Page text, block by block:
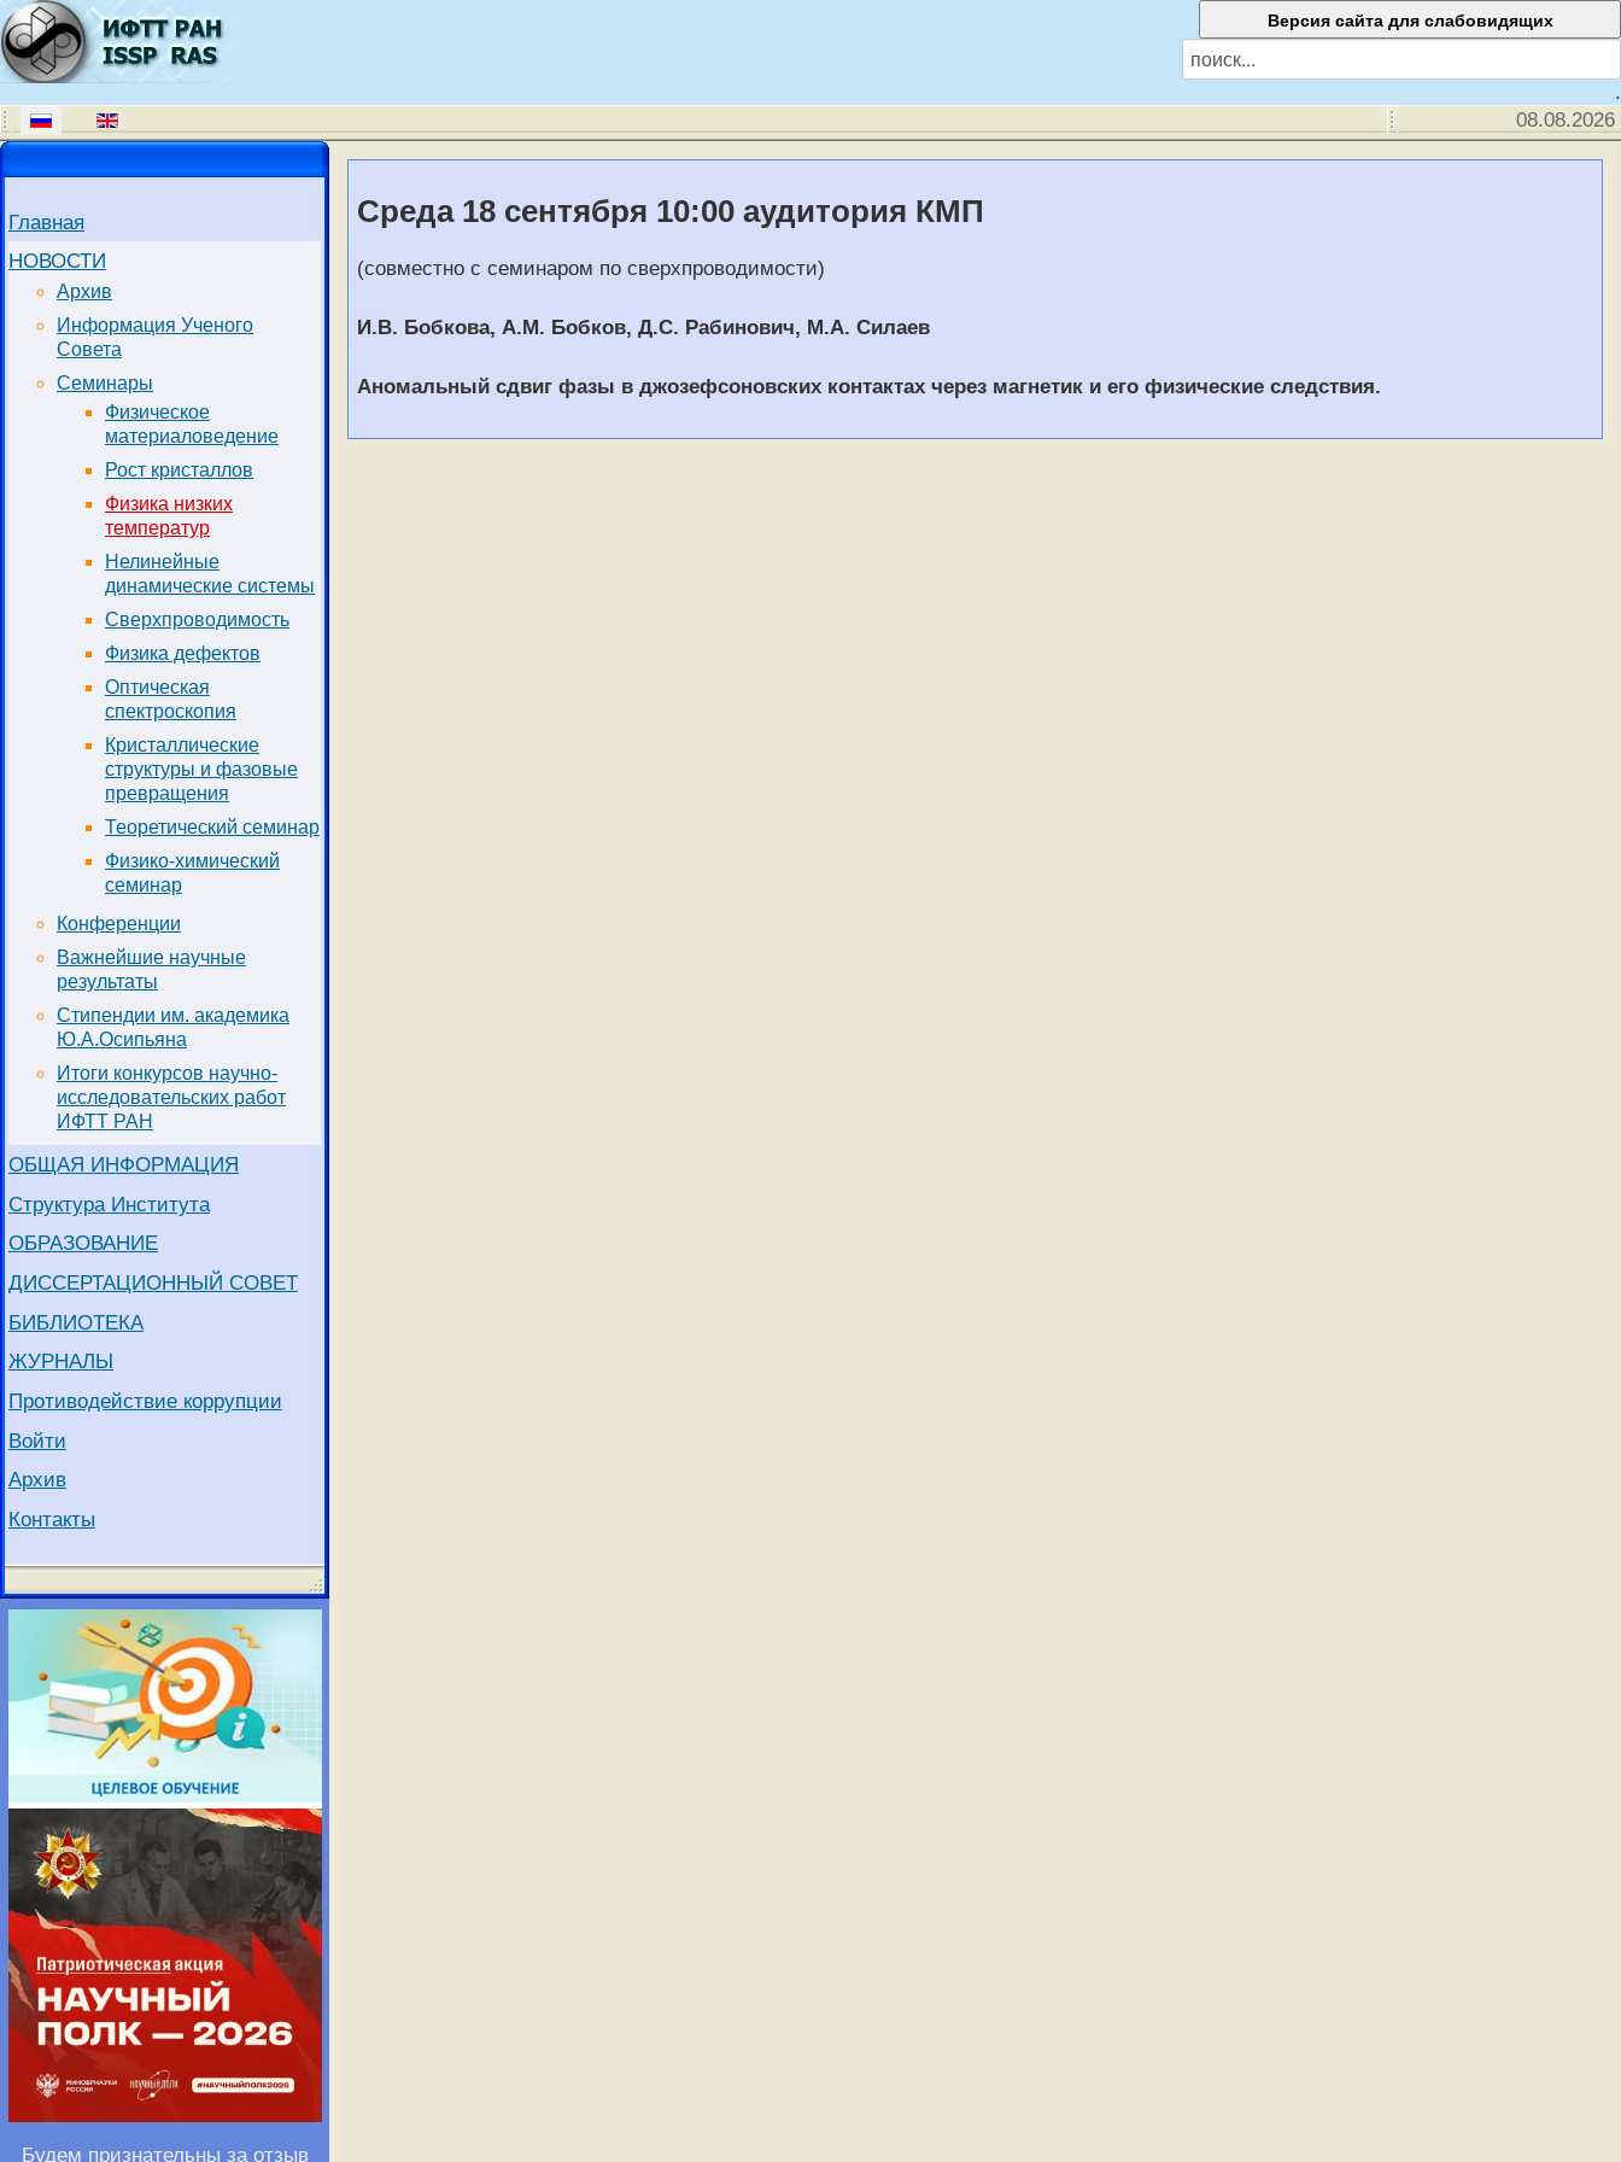
.
08.08.2026
Главная
НОВОСТИ
Архив
Информация Ученого
Совета
Семинары
Физическое
материаловедение
Рост кристаллов
Физика низких
температур
Нелинейные
динамические системы
Сверхпроводимость
Физика дефектов
Оптическая
спектроскопия
Кристаллические
структуры и фазовые
превращения
Теоретический семинар
Физико-химический
семинар
Конференции
Важнейшие научные
результаты
Стипендии им. академика
Ю.А.Осипьяна
Итоги конкурсов научно-
исследовательских работ
ИФТТ РАН
ОБЩАЯ ИНФОРМАЦИЯ
Структура Института
ОБРАЗОВАНИЕ
ДИССЕРТАЦИОННЫЙ СОВЕТ
БИБЛИОТЕКА
ЖУРНАЛЫ
Противодействие коррупции
Войти
Архив
Контакты
Будем признательны за отзыв
Среда 18 сентября 10:00 аудитория КМП
(совместно с семинаром по сверхпроводимости)
И.В. Бобкова, А.М. Бобков, Д.С. Рабинович, М.А. Силаев
Аномальный сдвиг фазы в джозефсоновских контактах через магнетик и его физические следствия.